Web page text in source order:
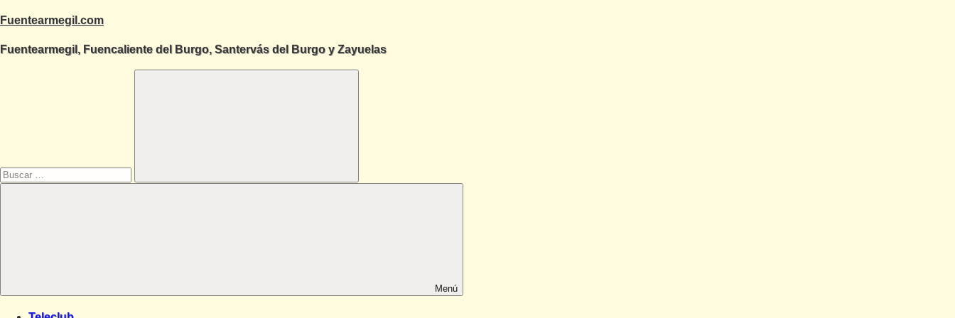
Saltar
contenido
Fuentearmegil.com
Fuentearmegil, Fuencaliente del Burgo, Santervás del Burgo y Zayuelas
Buscar
Menú